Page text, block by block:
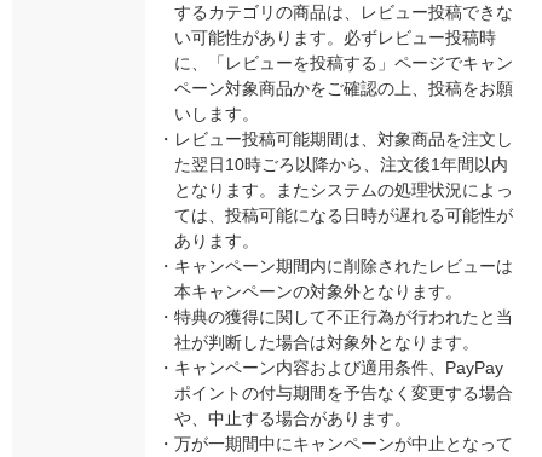
するカテゴリの商品は、レビュー投稿できな
い可能性があります。必ずレビュー投稿時
に、「レビューを投稿する」ページでキャン
ペーン対象商品かをご確認の上、投稿をお願
いします。
・ レビュー投稿可能期間は、対象商品を注文し
た翌日10時ごろ以降から、注文後1年間以内
となります。またシステムの処理状況によっ
ては、投稿可能になる日時が遅れる可能性が
あります。
・ キャンペーン期間内に削除されたレビューは
本キャンペーンの対象外となります。
・ 特典の獲得に関して不正行為が行われたと当
社が判断した場合は対象外となります。
・ キャンペーン内容および適用条件、PayPay
ポイントの付与期間を予告なく変更する場合
や、中止する場合があります。
・ 万が一期間中にキャンペーンが中止となって